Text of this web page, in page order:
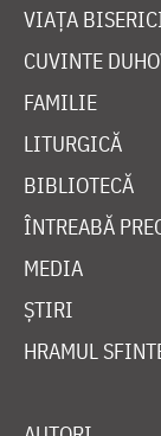
VIAȚA
CUVINTE
FAMILIE
LITURGICĂ
BIBLIOTECĂ
ÎNTREABĂ
MEDIA
ȘTIRI
HRAMUL